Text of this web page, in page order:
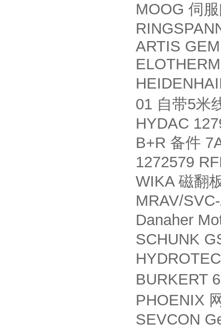
MOOG 伺
ARTIS
01 自带5米
HYDAC
B+R 备件
1272579
WIKA 磁翻
MRAV/
Danaher
SCHUNK
BURKERT
PHOENIX
SEVCON